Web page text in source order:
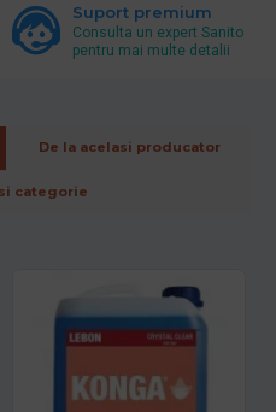
Suport premium
Consulta un expert Sanito
pentru mai multe detalii
De la acelasi producator
categorie